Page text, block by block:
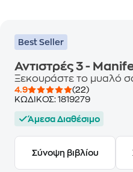
Best Seller
Αντιστρές 3 -
Ξεκουράστε το μυαλό
4.9
(22)
ΚΩΔΙΚΟΣ: 1819279
Άμεσα Διαθέσιμο
Σύνοψη βιβλίου